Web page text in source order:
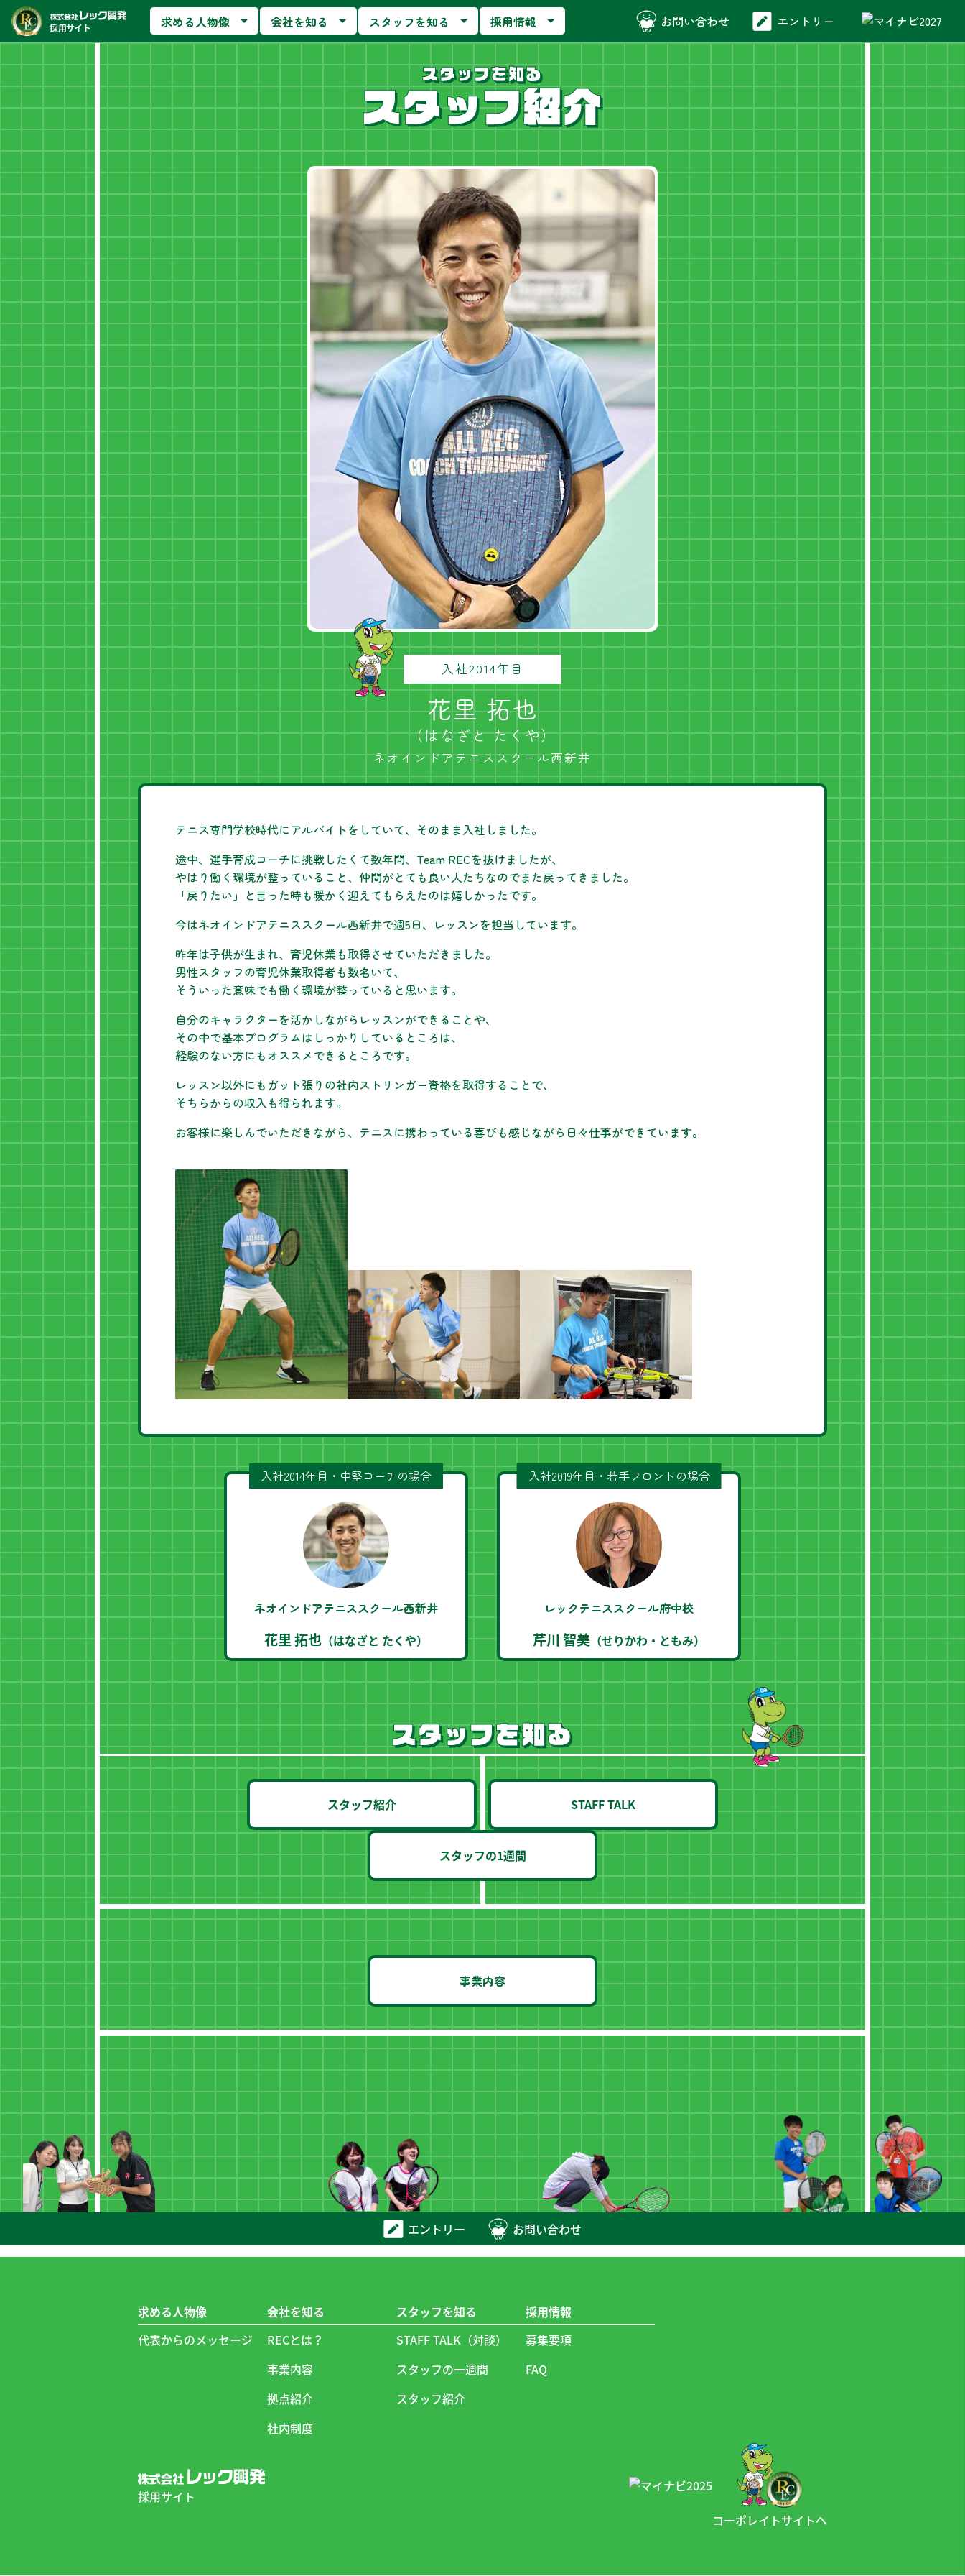
求める人物像 会社を知る スタッフを知る 採用情報 お問い合わせ エントリー
スタッフを知る
スタッフ紹介
入社2014年目
花里 拓也
（はなざと たくや）
ネオインドアテニススクール西新井
テニス専門学校時代にアルバイトをしていて、そのまま入社しました。
途中、選手育成コーチに挑戦したくて数年間、Team RECを抜けましたが、
やはり働く環境が整っていること、仲間がとても良い人たちなのでまた戻ってきました。
「戻りたい」と言った時も暖かく迎えてもらえたのは嬉しかったです。
今はネオインドアテニススクール西新井で週5日、レッスンを担当しています。
昨年は子供が生まれ、育児休業も取得させていただきました。
男性スタッフの育児休業取得者も数名いて、
そういった意味でも働く環境が整っていると思います。
自分のキャラクターを活かしながらレッスンができることや、
その中で基本プログラムはしっかりしているところは、
経験のない方にもオススメできるところです。
レッスン以外にもガット張りの社内ストリンガー資格を取得することで、
そちらからの収入も得られます。
お客様に楽しんでいただきながら、テニスに携わっている喜びも感じながら日々仕事ができています。
入社2014年目・中堅コーチの場合
ネオインドアテニススクール西新井
花里 拓也 （はなざと たくや）
入社2019年目・若手フロントの場合
レックテニススクール府中校
芹川 智美 （せりかわ・ともみ）
スタッフを知る
スタッフ紹介 STAFF TALK
スタッフの1週間
事業内容
エントリー お問い合わせ
求める人物像
代表からのメッセージ
会社を知る
RECとは？
事業内容
拠点紹介
社内制度
スタッフを知る
STAFF TALK（対談）
スタッフの一週間
スタッフ紹介
採用情報
募集要項
FAQ
採用サイト
コーポレイトサイトへ